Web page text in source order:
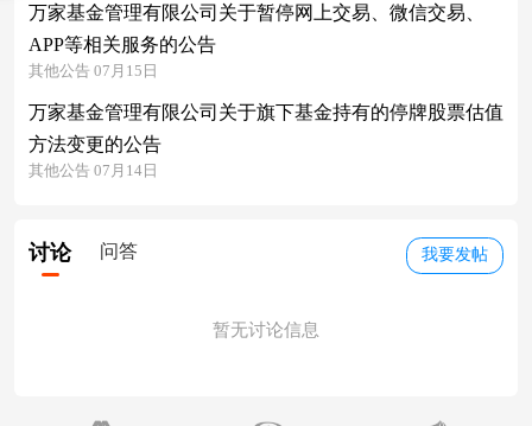
万家基金管理有限公司关于暂停网上交易、微信交易、
APP等相关服务的公告
其他公告 07月15日
万家基金管理有限公司关于旗下基金持有的停牌股票估值
方法变更的公告
其他公告 07月14日
我要发帖
讨论 问答
暂无讨论信息